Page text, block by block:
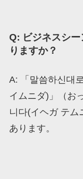
Q: ビジネスシ
りますか？
A: 「말씀하신대
イムニダ)」（お
니다(イヘガ テム
あります。